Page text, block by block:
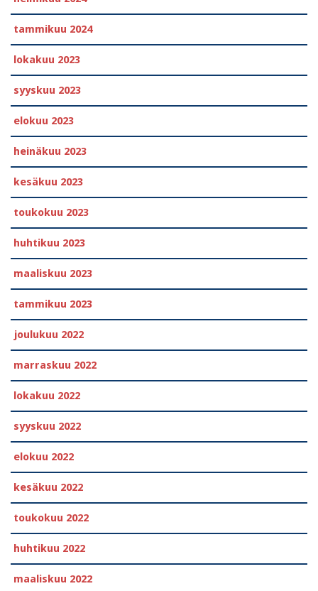
tammikuu 2024
lokakuu 2023
syyskuu 2023
elokuu 2023
heinäkuu 2023
kesäkuu 2023
toukokuu 2023
huhtikuu 2023
maaliskuu 2023
tammikuu 2023
joulukuu 2022
marraskuu 2022
lokakuu 2022
syyskuu 2022
elokuu 2022
kesäkuu 2022
toukokuu 2022
huhtikuu 2022
maaliskuu 2022